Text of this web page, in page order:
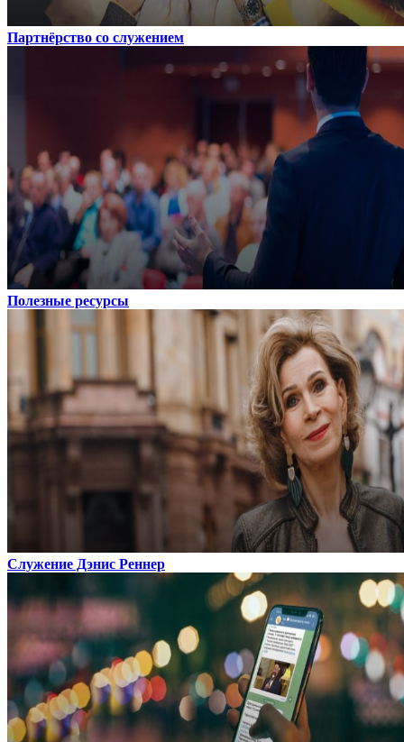
Партнёрство со служением
Полезные ресурсы
Служение Дэнис Реннер